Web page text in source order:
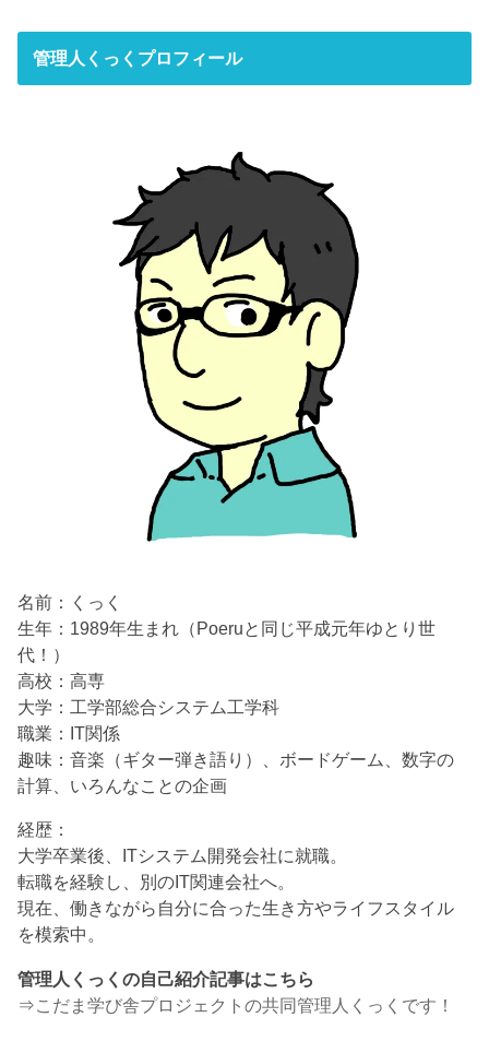
管理人くっくプロフィール
名前：くっく
生年：1989年生まれ（Poeruと同じ平成元年ゆとり世
代！）
高校：高専
大学：工学部総合システム工学科
職業：IT関係
趣味：音楽（ギター弾き語り）、ボードゲーム、数字の
計算、いろんなことの企画
経歴：
大学卒業後、ITシステム開発会社に就職。
転職を経験し、別のIT関連会社へ。
現在、働きながら自分に合った生き方やライフスタイル
を模索中。
管理人くっくの自己紹介記事はこちら
⇒こだま学び舎プロジェクトの共同管理人くっくです！